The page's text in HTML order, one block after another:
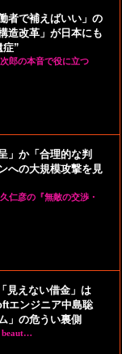
者で補えばいい」の
造改革」が日本にも
症”
郎の本音で役に立つ
」か「合理的な判
への大規模攻撃を見
仁彦の『無敵の交渉・
見えない借金」は
エンジニア中島聡
」の危うい裏側
beaut…